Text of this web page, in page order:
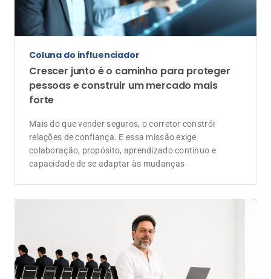
Coluna do influenciador
Crescer junto é o caminho para proteger
pessoas e construir um mercado mais
forte
Mais do que vender seguros, o corretor constrói
relações de confiança. E essa missão exige
colaboração, propósito, aprendizado contínuo e
capacidade de se adaptar às mudanças